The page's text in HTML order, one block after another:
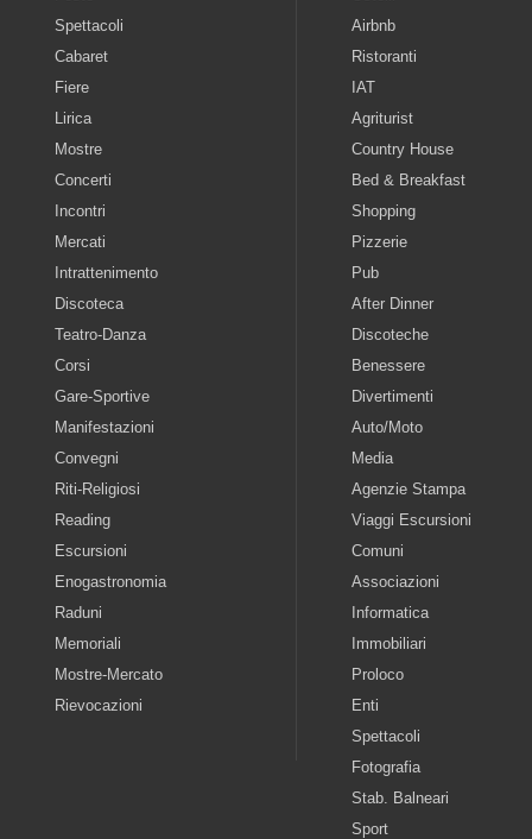
Spettacoli
Cabaret
Fiere
Lirica
Mostre
Concerti
Incontri
Mercati
Intrattenimento
Discoteca
Teatro-Danza
Corsi
Gare-Sportive
Manifestazioni
Convegni
Riti-Religiosi
Reading
Escursioni
Enogastronomia
Raduni
Memoriali
Mostre-Mercato
Rievocazioni
Airbnb
Ristoranti
IAT
Agriturist
Country House
Bed & Breakfast
Shopping
Pizzerie
Pub
After Dinner
Discoteche
Benessere
Divertimenti
Auto/Moto
Media
Agenzie Stampa
Viaggi Escursioni
Comuni
Associazioni
Informatica
Immobiliari
Proloco
Enti
Spettacoli
Fotografia
Stab. Balneari
Sport